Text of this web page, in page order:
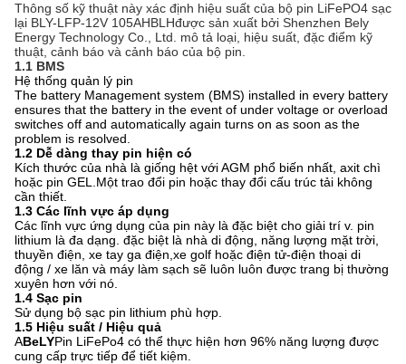
Thông số kỹ thuật này xác định hiệu suất của bộ pin LiFePO4 sạc
lại BLY-LFP-12V 105AHBLHđược sản xuất bởi Shenzhen Bely
Energy Technology Co., Ltd. mô tả loại, hiệu suất, đặc điểm kỹ
thuật, cảnh báo và cảnh báo của bộ pin.
1.1 BMS
Hệ thống quản lý pin
The battery Management system (BMS) installed in every battery
ensures that the battery in the event of under voltage or overload
switches off and automatically again turns on as soon as the
problem is resolved.
1.2 Dễ dàng thay pin hiện có
Kích thước của nhà là giống hệt với AGM phổ biến nhất, axit chì
hoặc pin GEL.Một trao đổi pin hoặc thay đổi cấu trúc tải không
cần thiết.
1.3 Các lĩnh vực áp dụng
Các lĩnh vực ứng dụng của pin này là đặc biệt cho giải trí v. pin
lithium là đa dạng. đặc biệt là nhà di động, năng lượng mặt trời,
thuyền điện, xe tay ga điện,xe golf hoặc điện tử-điện thoại di
động / xe lăn và máy làm sạch sẽ luôn luôn được trang bị thường
xuyên hơn với nó.
1.4 Sạc pin
Sử dụng bộ sạc pin lithium phù hợp.
1.5 Hiệu suất / Hiệu quả
ABeLYPin LiFePo4 có thể thực hiện hơn 96% năng lượng được
cung cấp trực tiếp để tiết kiệm.